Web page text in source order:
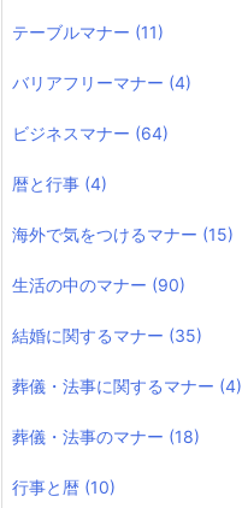
テーブルマナー (11)
バリアフリーマナー (4)
ビジネスマナー (64)
暦と行事 (4)
海外で気をつけるマナー (15)
生活の中のマナー (90)
結婚に関するマナー (35)
葬儀・法事に関するマナー (4)
葬儀・法事のマナー (18)
行事と暦 (10)